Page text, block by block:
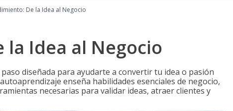
De la Idea al Negocio
Idea al Negocio
diseñada para ayudarte a convertir tu idea o pasión
enseña habilidades esenciales de negocio,
necesarias para validar ideas, atraer clientes y